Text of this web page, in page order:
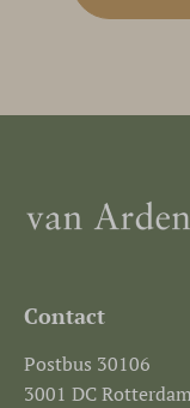
Contact
Postbus 30106
3001 DC